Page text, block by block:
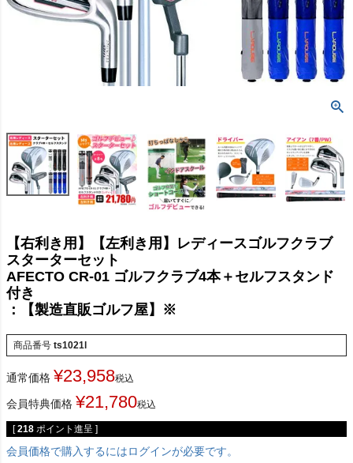
【右利き用】【左利き用】レディースゴルフクラブ
スターターセット
AFECTO CR-01 ゴルフクラブ4本＋セルフスタンド
付き
：【製造直販ゴルフ屋】※
商品番号 ts1021l
通常価格 ¥23,958税込
会員特典価格 ¥21,780税込
[ 218 ポイント進呈 ]
会員価格で購入するにはログインが必要です。